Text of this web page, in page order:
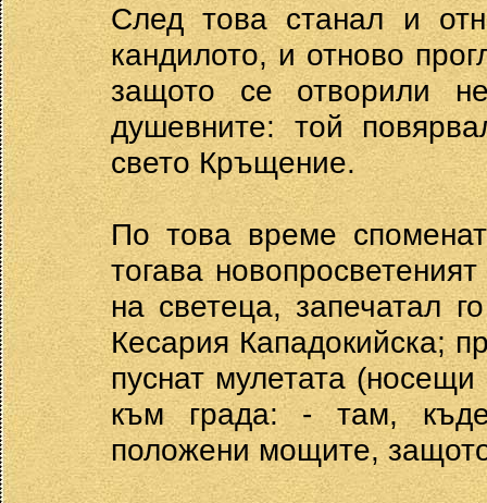
След това станал и
кандилото, и отново
защото се отворили
душевните: той
свето Кръщение.
По това време
тогава
на светеца, запечатал
Кесария Кападокийска;
пуснат мулетата (носещи
към града: - там,
положени мощите,